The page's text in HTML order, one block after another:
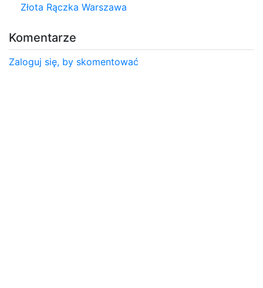
Złota Rączka Warszawa
Komentarze
Zaloguj się, by skomentować